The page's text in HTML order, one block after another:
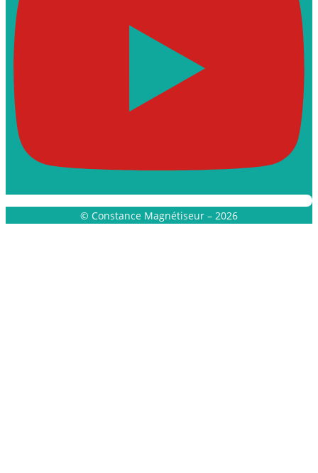
© Constance Magnétiseur – 2026